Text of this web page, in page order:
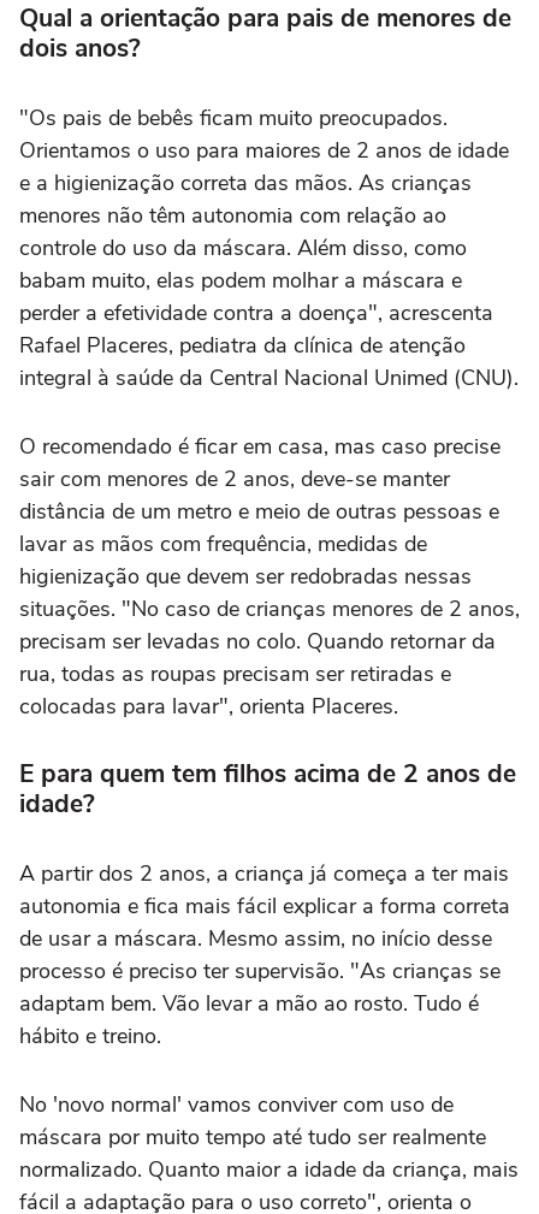
Qual a orientação para pais de menores de
dois anos?
"Os pais de bebês ficam muito preocupados.
Orientamos o uso para maiores de 2 anos de idade
e a higienização correta das mãos. As crianças
menores não têm autonomia com relação ao
controle do uso da máscara. Além disso, como
babam muito, elas podem molhar a máscara e
perder a efetividade contra a doença", acrescenta
Rafael Placeres, pediatra da clínica de atenção
integral à saúde da Central Nacional Unimed (CNU).
O recomendado é ficar em casa, mas caso precise
sair com menores de 2 anos, deve-se manter
distância de um metro e meio de outras pessoas e
lavar as mãos com frequência, medidas de
higienização que devem ser redobradas nessas
situações. "No caso de crianças menores de 2 anos,
precisam ser levadas no colo. Quando retornar da
rua, todas as roupas precisam ser retiradas e
colocadas para lavar", orienta Placeres.
E para quem tem filhos acima de 2 anos de
idade?
A partir dos 2 anos, a criança já começa a ter mais
autonomia e fica mais fácil explicar a forma correta
de usar a máscara. Mesmo assim, no início desse
processo é preciso ter supervisão. "As crianças se
adaptam bem. Vão levar a mão ao rosto. Tudo é
hábito e treino.
No 'novo normal' vamos conviver com uso de
máscara por muito tempo até tudo ser realmente
normalizado. Quanto maior a idade da criança, mais
fácil a adaptação para o uso correto", orienta o